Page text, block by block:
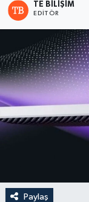
TE BILIŞIM
EDITÖR
Paylaş